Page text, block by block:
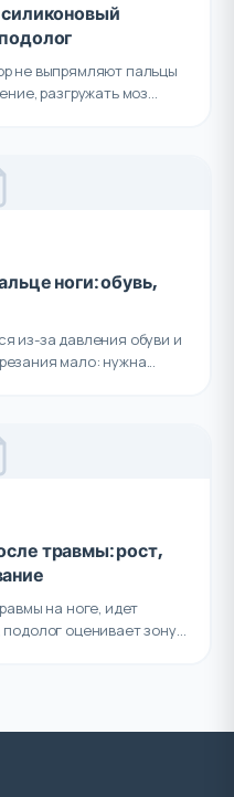
не выпрямляют пальцы
разгружать моз...
ноги: обувь,
из-за давления обуви и
мало: нужна...
травмы: рост,
на ноге, идет
оценивает зону...